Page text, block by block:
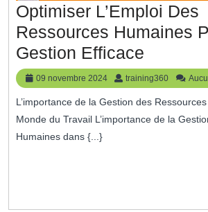
Optimiser L’Emploi Des
Ressources Humaines
Gestion Efficace
Des
09 novembre 2024
09
novembre
2024
training360
L’importance de la Gestion des Ressources Humaines dans le
Monde du Travail L’importance de la
Humaines dans {...}